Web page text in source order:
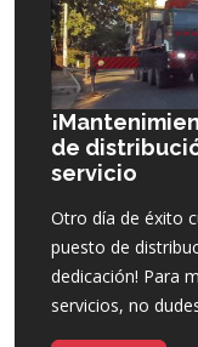
de
servicio
Otro día de éxito
puesto de
dedicación! Para
servicios, no